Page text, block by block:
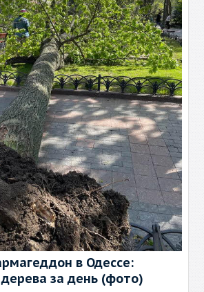
в Одессе:
за день (фото)